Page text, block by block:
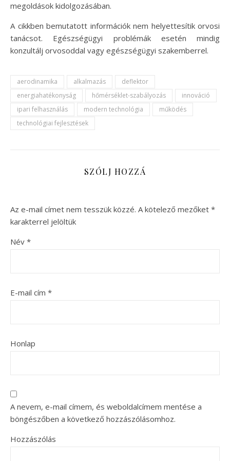
megoldások kidolgozásában.
A cikkben bemutatott információk nem helyettesítik orvosi
tanácsot. Egészségügyi problémák esetén mindig
konzultálj orvosoddal vagy egészségügyi szakemberrel.
aerodinamika alkalmazás
deflektor
energiahatékonyság
hőmérséklet-szabályozás
innováció
ipari felhasználás
modern technológia
működés
technológiai fejlesztések
SZÓLJ HOZZÁ
Az e-mail címet nem tesszük közzé. A kötelező mezőket *
karakterrel jelöltük
Név *
E-mail cím *
Honlap
A nevem, e-mail címem, és weboldalcímem mentése a
böngészőben a következő hozzászólásomhoz.
Hozzászólás